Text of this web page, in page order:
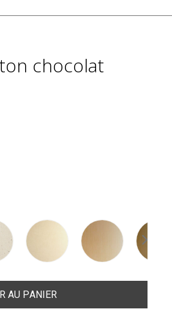
chocolat